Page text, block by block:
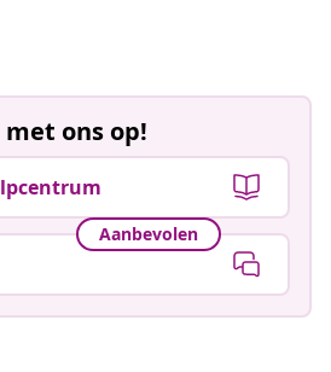
ons op!
Aanbevolen